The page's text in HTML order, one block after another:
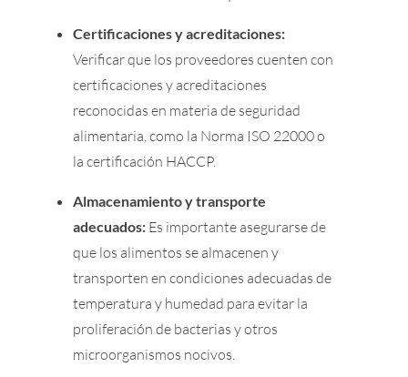
Certificaciones y acreditaciones:
Verificar que los proveedores cuenten con
certificaciones y acreditaciones
reconocidas en materia de seguridad
alimentaria, como la Norma ISO 22000 o
la certificación HACCP.
Almacenamiento y transporte
adecuados: Es importante asegurarse de
que los alimentos se almacenen y
transporten en condiciones adecuadas de
temperatura y humedad para evitar la
proliferación de bacterias y otros
microorganismos nocivos.